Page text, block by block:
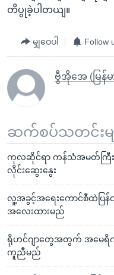
တိပွုခဲ့ပါတယျ။
မျှဝေပါ Follow
ဗွီအိုအေ (မြန်မ
ဆက်စပ်သတင်းမျ
ကုလဆိုင်ရာ ကန်သံအမတ်ကြီး
လိုင်းဆွေးနွေး
လူ့အခွင့်အရေးကောင်စီထဲပြန်
အလေးထားမည်
ရိုဟင်ဂျာတွေအတွက် အမေရိ
ကူညီမည်